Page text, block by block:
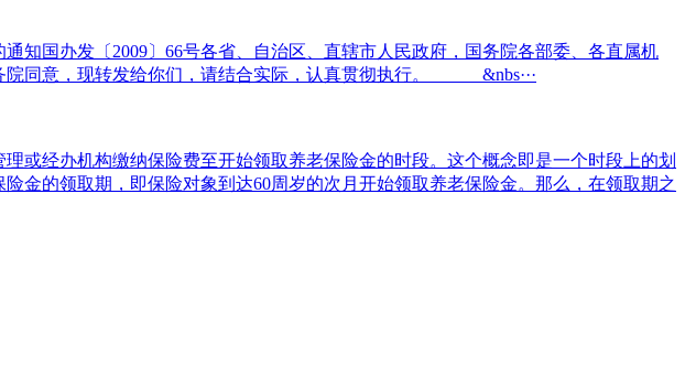
知国办发〔2009〕66号各省、自治区、直辖市人民政府，国务院各部委、各直属机
同意，现转发给你们，请结合实际，认真贯彻执行。 &nbs···
经办机构缴纳保险费至开始领取养老保险金的时段。这个概念即是一个时段上的划
金的领取期，即保险对象到达60周岁的次月开始领取养老保险金。那么，在领取期之